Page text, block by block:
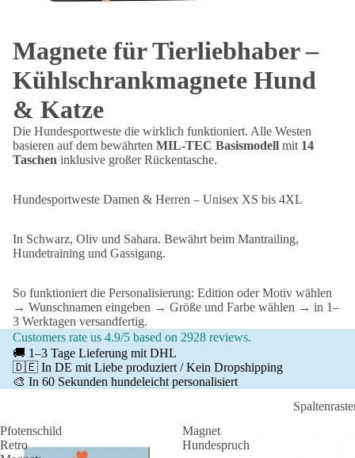
Magnete für Tierliebhaber –
Kühlschrankmagnete Hund
& Katze
Die Hundesportweste die wirklich funktioniert. Alle Westen
basieren auf dem bewährten MIL-TEC Basismodell mit 14
Taschen inklusive großer Rückentasche.
Hundesportweste Damen & Herren – Unisex XS bis 4XL
In Schwarz, Oliv und Sahara. Bewährt beim Mantrailing,
Hundetraining und Gassigang.
So funktioniert die Personalisierung: Edition oder Motiv wählen
→ Wunschnamen eingeben → Größe und Farbe wählen → in 1–
3 Werktagen versandfertig.
Customers rate us 4.9/5 based on 2928 reviews.
🚚 1–3 Tage Lieferung mit DHL
🇩🇪 In DE mit Liebe produziert / Kein Dropshipping
🎨 In 60 Sekunden hundeleicht personalisiert
Pfotenschild
Retro
Magnet
Hundespruch